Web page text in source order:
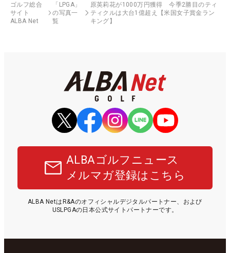
ゴルフ総合
サイト
ALBA Net
「LPGA」
の写真一
覧
原英莉花が1000万円獲得 今季2勝目のティ
ティクルは大台1億超え【米国女子賞金ラン
キング】
ALBAゴルフニュース
メルマガ登録はこちら
ALBA NetはR&Aのオフィシャルデジタルパートナー、および
USLPGAの日本公式サイトパートナーです。